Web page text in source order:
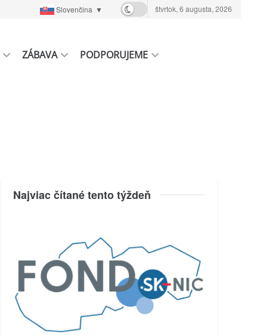
Slovenčina ▼ štvrtok, 6 augusta, 2026
ZÁBAVA PODPORUJEME
Najviac čítané tento týždeň